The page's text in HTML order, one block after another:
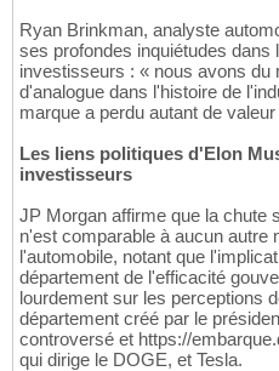
Ryan Brinkman, analyste
ses profondes inquiétudes dans
investisseurs : « nous avons du
d'analogue dans l'histoire de
marque a perdu autant de
Les liens politiques d'Elon
investisseurs
JP Morgan affirme que la chute
n'est comparable à aucun autre
l'automobile, notant que
département de l'efficacité
lourdement sur les perceptions
département créé par le
controversé et https://
qui dirige le DOGE, et Tesla.